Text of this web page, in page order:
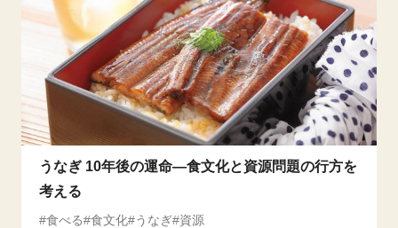
食と農
暮らしと社会
環境と平和
生協の宅配パルシステム
うなぎ 10年後の運命―食文化と資源問題の行方を
考える
食べる 食文化 うなぎ 資源